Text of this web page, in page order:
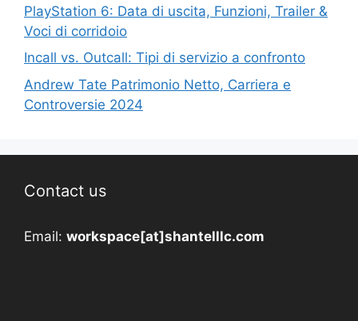
PlayStation 6: Data di uscita, Funzioni, Trailer &
Voci di corridoio
Incall vs. Outcall: Tipi di servizio a confronto
Andrew Tate Patrimonio Netto, Carriera e
Controversie 2024
Contact us
Email: workspace[at]shantelllc.com